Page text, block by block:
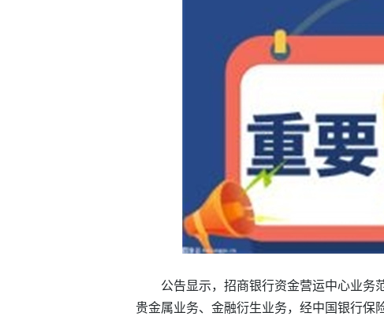
公告显示，招商银行资金营运中心业务
贵金属业务、金融衍生业务，经中国银行